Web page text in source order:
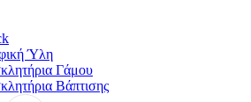
Ύλη
Γάμου
Βάπτισης